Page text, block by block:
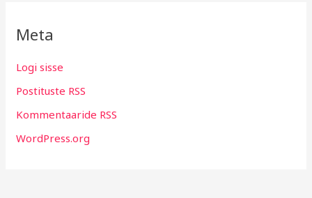
Meta
Logi sisse
Postituste RSS
Kommentaaride RSS
WordPress.org